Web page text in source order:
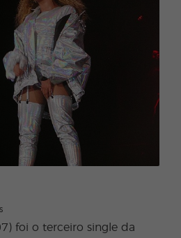
foi o terceiro single da